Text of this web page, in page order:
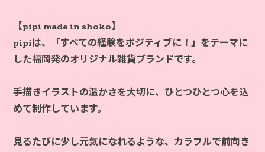
────────────────────
【pipi made in shoko】
pipiは、「すべての経験をポジティブに！」をテーマに
した福岡発のオリジナル雑貨ブランドです。
手描きイラストの温かさを大切に、ひとつひとつ心を込
めて制作しています。
見るたびに少し元気になれるような、カラフルで前向き